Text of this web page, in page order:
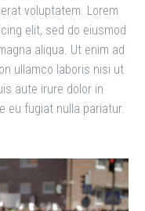
voluptatem. Lorem
elit, sed do eiusmod
aliqua. Ut enim ad
ullamco laboris nisi ut
aute irure dolor in
eu fugiat nulla pariatur.